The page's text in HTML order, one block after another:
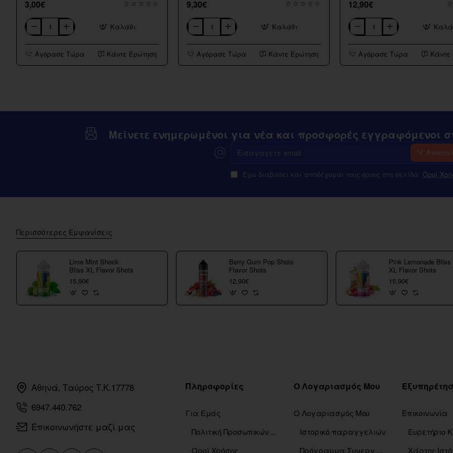
3,00€
Glass
Tube
Atlantis
GT
Καλάθι
Αγόρασε Τώρα Κάντε Ερώτηση
9,30€
Firepods
Watermelon
Melon
Ice
Καλάθι
Αγόρασε Τώρα Κάντε Ερώτηση
12,90€
SWAG
V2
12ml
(120ml)Αγόρασε Τώρα Κάντε
Μείνετε ενημερωμένοι για νέα και προσφορές εγγραφόμενοι
email
Έχω διαβάσει και αποδέχομαι τους όρους στη σελίδα Οροί
Περισσότερες Εμφανίσεις
Lime Mint Shock
Bliss XL Flavor Shots
15,90€
Berry Gum Pop Shots
Flavor Shots
12,90€
Pink Lemonade Bliss
XL Flavor Shots
15,90€
Αθηνά, Ταύρος Τ.Κ.17778
6947.440.762
Επικοινωνήστε μαζί μας
Πληροφορίες
Για Εμάς
Πολιτική Προσωπικών Δεδομένων
Οροί Χρήσης
Ο Λογαριασμός Μου
Ο Λογαριασμός Μου
Ιστορικό παραγγελιών
Πρόγραμμα Συνεργατών
Επικοινωνία
Χάρτης